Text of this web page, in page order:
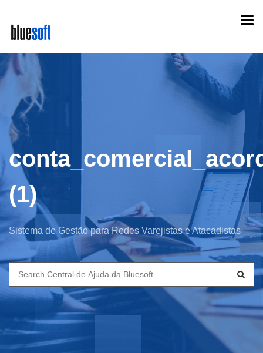
main
content
(1)
Sistema de Gestão para Redes Varejistas e Atacadistas
Search
for: